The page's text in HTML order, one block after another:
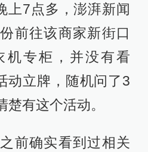
上7点多，澎湃新闻
前往该商家新街口
机专柜，并没有看
动立牌，随机问了3
有这个活动。
前确实看到过相关